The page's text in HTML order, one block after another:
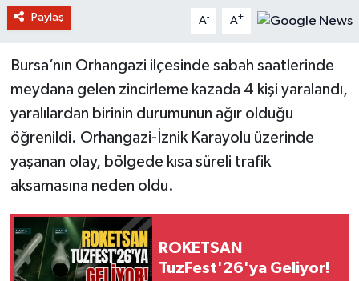
Paylaş A- A+
Bursa’nın Orhangazi ilçesinde sabah saatlerinde
meydana gelen zincirleme kazada 4 kişi yaralandı,
yaralılardan birinin durumunun ağır olduğu
öğrenildi. Orhangazi-İznik Karayolu üzerinde
yaşanan olay, bölgede kısa süreli trafik
aksamasına neden oldu.
ROKETSAN
TuzFest'26'ya Geliyor!